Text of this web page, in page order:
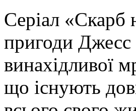
Серіал «Скарб
пригоди Джесс
винахідливої
що існують